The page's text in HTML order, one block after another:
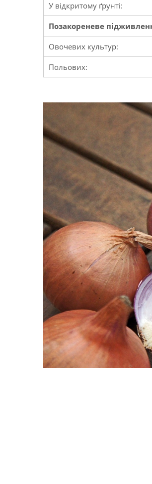
У відкритому ґрунті:
Позакореневе
Овочевих культур:
Польових: